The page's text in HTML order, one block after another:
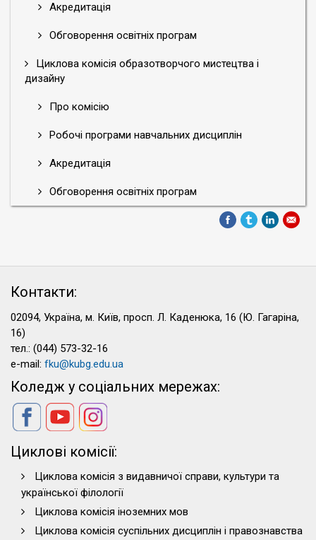
Акредитація
Обговорення освітніх програм
Циклова комісія образотворчого мистецтва і
дизайну
Про комісію
Робочі програми навчальних дисциплін
Акредитація
Обговорення освітніх програм
Контакти:
02094, Україна, м. Київ, просп. Л. Каденюка, 16 (Ю. Гагаріна,
16)
тел.: (044) 573-32-16
e-mail: fku@kubg.edu.ua
Коледж у соціальних мережах:
Циклові комісії:
Циклова комісія з видавничої справи, культури та
української філології
Циклова комісія іноземних мов
Циклова комісія суспільних дисциплін і правознавства